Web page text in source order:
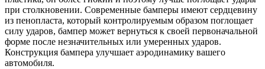
при столкновении. Современные бамперы имеют сердцевину
из пенопласта, который контролируемым образом поглощает
силу ударов, бампер может вернуться к своей первоначальной
форме после незначительных или умеренных ударов.
Конструкция бампера улучшает аэродинамику вашего
автомобиля.